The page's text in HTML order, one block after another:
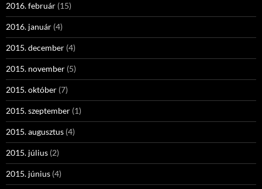
2016. február (15)
2016. január (4)
2015. december (4)
2015. november (5)
2015. október (7)
2015. szeptember (1)
2015. augusztus (4)
2015. július (2)
2015. június (4)